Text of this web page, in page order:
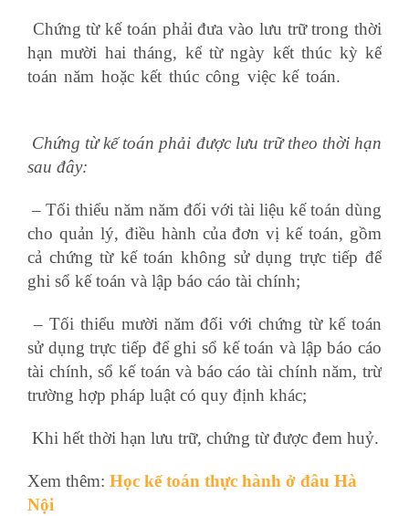
Chứng từ kế toán phải đưa vào lưu trữ trong thời
hạn mười hai tháng, kể từ ngày kết thúc kỳ kế
toán năm hoặc kết thúc công việc kế toán.
Chứng từ kế toán phải được lưu trữ theo thời hạn
sau đây:
– Tối thiểu năm năm đối với tài liệu kế toán dùng
cho quản lý, điều hành của đơn vị kế toán, gồm
cả chứng từ kế toán không sử dụng trực tiếp để
ghi sổ kế toán và lập báo cáo tài chính;
– Tối thiểu mười năm đối với chứng từ kế toán
sử dụng trực tiếp để ghi sổ kế toán và lập báo cáo
tài chính, sổ kế toán và báo cáo tài chính năm, trừ
trường hợp pháp luật có quy định khác;
Khi hết thời hạn lưu trữ, chứng từ được đem huỷ.
Xem thêm: Học kế toán thực hành ở đâu Hà
Nội